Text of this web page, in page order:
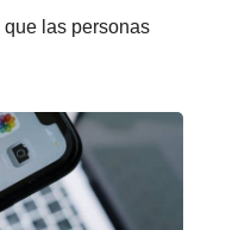
las personas